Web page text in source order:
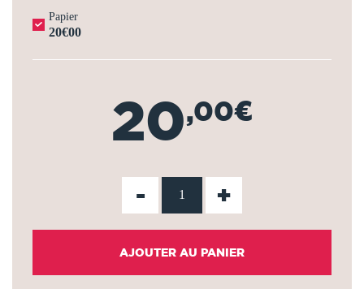
Papier
20€00
20,00€
- +
AJOUTER AU PANIER